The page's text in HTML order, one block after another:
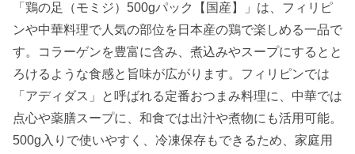
5.00点
「鶏の足（モミジ）500gパック【国産】」は、フィリピ
ンや中華料理で人気の部位を日本産の鶏で楽しめる一品で
す。コラーゲンを豊富に含み、煮込みやスープにするとと
ろけるような食感と旨味が広がります。フィリピンでは
「アディダス」と呼ばれる定番おつまみ料理に、中華では
点心や薬膳スープに、和食では出汁や煮物にも活用可能。
500g入りで使いやすく、冷凍保存もできるため、家庭用